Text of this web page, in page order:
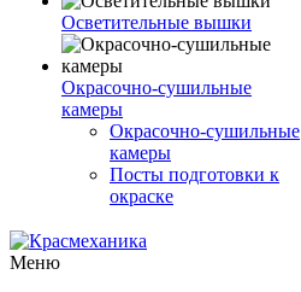
Осветительные вышки
Окрасочно-сушильные
камеры
Окрасочно-сушильные
камеры
Посты подготовки к
окраске
Меню